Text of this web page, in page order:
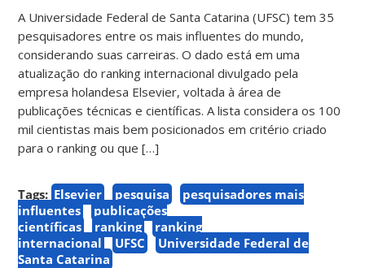
A Universidade Federal de Santa Catarina (UFSC) tem 35
pesquisadores entre os mais influentes do mundo,
considerando suas carreiras. O dado está em uma
atualização do ranking internacional divulgado pela
empresa holandesa Elsevier, voltada à área de
publicações técnicas e científicas. A lista considera os 100
mil cientistas mais bem posicionados em critério criado
para o ranking ou que […]
Tags: Elsevier pesquisa
pesquisadores mais
influentes
publicações
científicas
ranking
ranking
internacional
UFSC
Universidade Federal de
Santa Catarina